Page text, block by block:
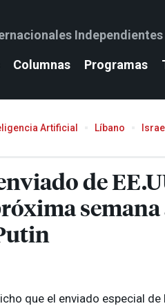
Independientes
Columnas Programas
Artificial Líbano
de
semana
que el enviado especial